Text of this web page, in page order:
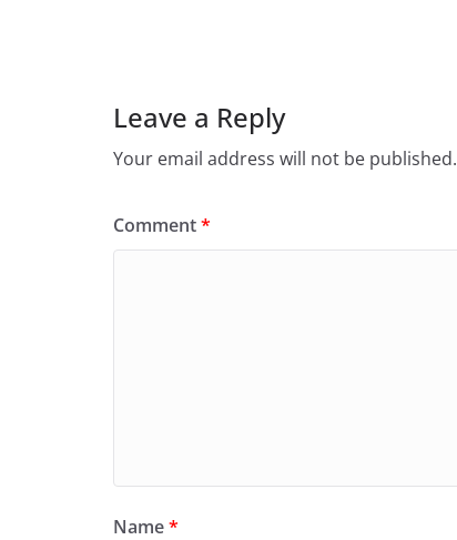
Leave a Reply
Your email address will not be published.
Comment*
Name*